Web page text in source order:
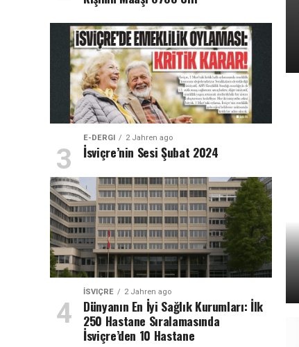
E-DERGI 2 Jahren ago
İsviçre’nin Sesi Şubat 2024
İSVIÇRE 2 Jahren ago
Dünyanın En İyi Sağlık Kurumları: İlk
250 Hastane Sıralamasında
İsviçre’den 10 Hastane